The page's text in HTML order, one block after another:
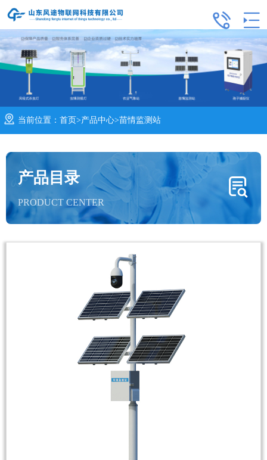
当前位置： 首页>产品中心>苗情监测站
产品目录
PRODUCT CENTER